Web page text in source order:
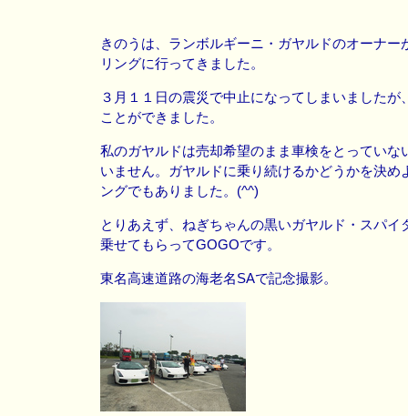
きのうは、ランボルギーニ・ガヤルドのオーナー
リングに行ってきました。
３月１１日の震災で中止になってしまいましたが
ことができました。
私のガヤルドは売却希望のまま車検をとっていな
いません。ガヤルドに乗り続けるかどうかを決め
ングでもありました。(^^)
とりあえず、ねぎちゃんの黒いガヤルド・スパイ
乗せてもらってGOGOです。
東名高速道路の海老名SAで記念撮影。